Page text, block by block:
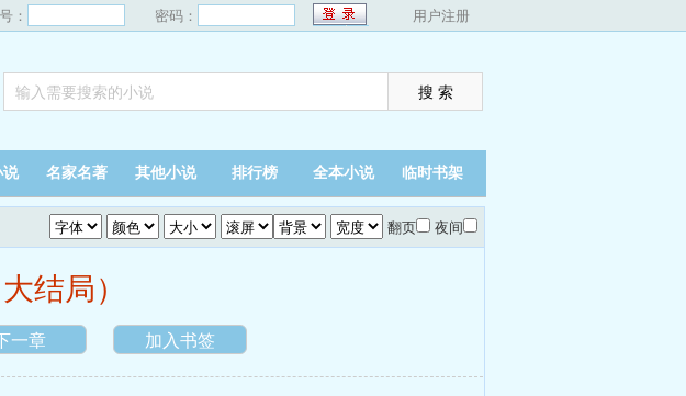
： 密码： 用户注册
说 名家名著 其他小说 排行榜 全本小说 临时书架
翻页 夜间
结局）
一章 加入书签